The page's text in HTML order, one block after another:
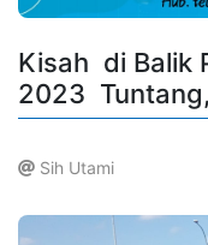
Kisah di Balik
2023
Sih Utami